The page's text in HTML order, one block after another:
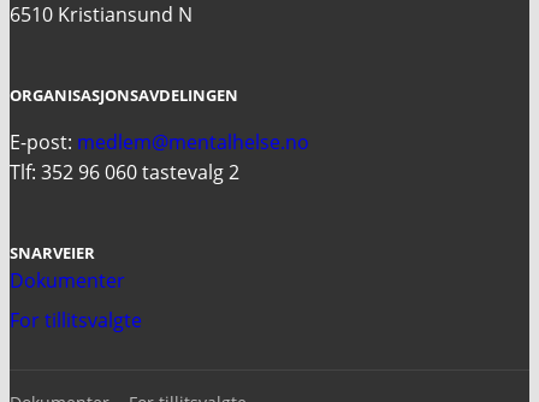
6510 Kristiansund N
ORGANISASJONSAVDELINGEN
E-post: medlem@mentalhelse.no
Tlf: 352 96 060 tastevalg 2
SNARVEIER
Dokumenter
For tillitsvalgte